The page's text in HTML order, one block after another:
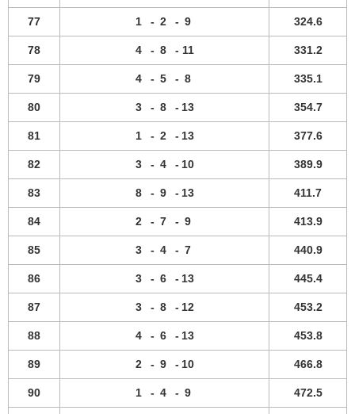
77 1 - 2 - 9 324.6
78 4 - 8 - 11 331.2
79 4 - 5 - 8 335.1
80 3 - 8 - 13 354.7
81 1 - 2 - 13 377.6
82 3 - 4 - 10 389.9
83 8 - 9 - 13 411.7
84 2 - 7 - 9 413.9
85 3 - 4 - 7 440.9
86 3 - 6 - 13 445.4
87 3 - 8 - 12 453.2
88 4 - 6 - 13 453.8
89 2 - 9 - 10 466.8
90 1 - 4 - 9 472.5